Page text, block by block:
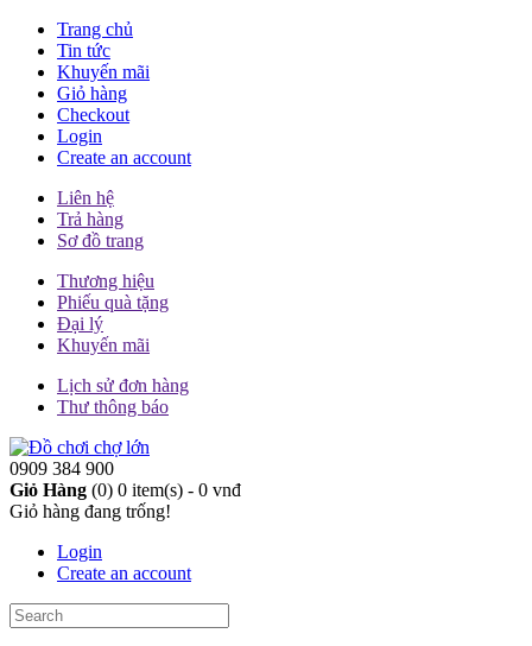
Trang chủ
Tin tức
Khuyến mãi
Giỏ hàng
Checkout
Login
Create an account
Liên hệ
Trả hàng
Sơ đồ trang
Thương hiệu
Phiếu quà tặng
Đại lý
Khuyến mãi
Lịch sử đơn hàng
Thư thông báo
0909 384 900
Giỏ Hàng (0) 0 item(s) - 0 vnđ
Giỏ hàng đang trống!
Login
Create an account